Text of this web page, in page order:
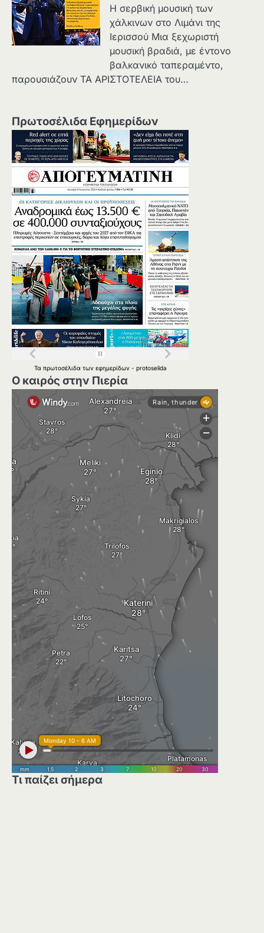
Η σερβική μουσική των
χάλκινων στο Λιμάνι της
Ιερισσού Μια ξεχωριστή
μουσική βραδιά, με έντονο
βαλκανικό ταπεραμέντο,
παρουσιάζουν ΤΑ ΑΡΙΣΤΟΤΕΛΕΙΑ του…
Πρωτοσέλιδα Εφημερίδων
Τα πρωτοσέλιδα των εφημερίδων - protoselida
Ο καιρός στην Πιερία
Τι παίζει σήμερα